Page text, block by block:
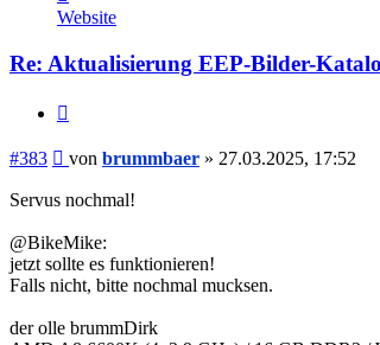
von
brummbaer
Website
Re: Aktualisierung EEP-Bilder-
#383 Beitrag
von brummbaer » 27.03.2025, 17:52
Servus nochmal!
@BikeMike:
jetzt sollte es funktionieren!
Falls nicht, bitte nochmal mucksen.
der olle brummDirk